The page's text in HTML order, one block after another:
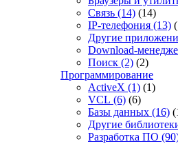
Связь (14) (14)
IP-телефония (13)
Другие
Download-
Поиск (2) (2)
Программирование
ActiveX (1) (1)
VCL (6) (6)
Базы данных (16)
Другие
Разработка ПО